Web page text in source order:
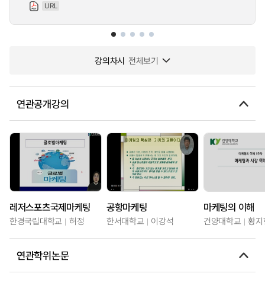
URL
강의차시 전체보기
연관공개강의
레저스포츠국제마케팅
한경국립대학교 허정
공항마케팅
한서대학교 이강석
마케팅의 이해
건양대학교 황
연관학위논문